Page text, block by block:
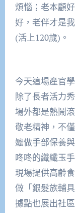
煩惱；老本顧
好，老伴才是
(活上120歲)。
今天這場產官
除了長者活力
場外都是熱鬧
敬老精神，不
嬤做手部保養
咚咚的纖纖玉
現場提供高齡
做「銀髮族輔
據點也展出社